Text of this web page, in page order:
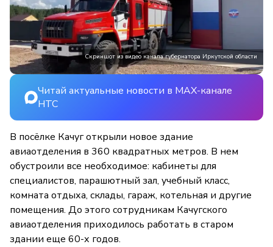
Скриншот из видео канала губернатора Иркутской области
Читай актуальные новости в MAX-канале
НТС
В посёлке Качуг открыли новое здание
авиаотделения в 360 квадратных метров. В нем
обустроили все необходимое: кабинеты для
специалистов, парашютный зал, учебный класс,
комната отдыха, склады, гараж, котельная и другие
помещения. До этого сотрудникам Качугского
авиаотделения приходилось работать в старом
здании еще 60-х годов.